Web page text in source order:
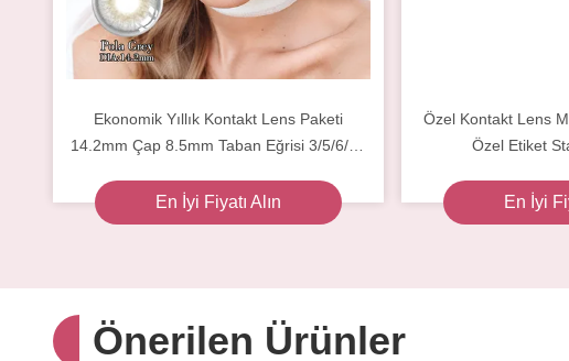
Ekonomik Yıllık Kontakt Lens Paketi
14.2mm Çap 8.5mm Taban Eğrisi 3/5/6/10
En İyi Fiyatı Alın
Özel Kontakt Lens
Özel Etiket
En İyi
Önerilen Ürünler